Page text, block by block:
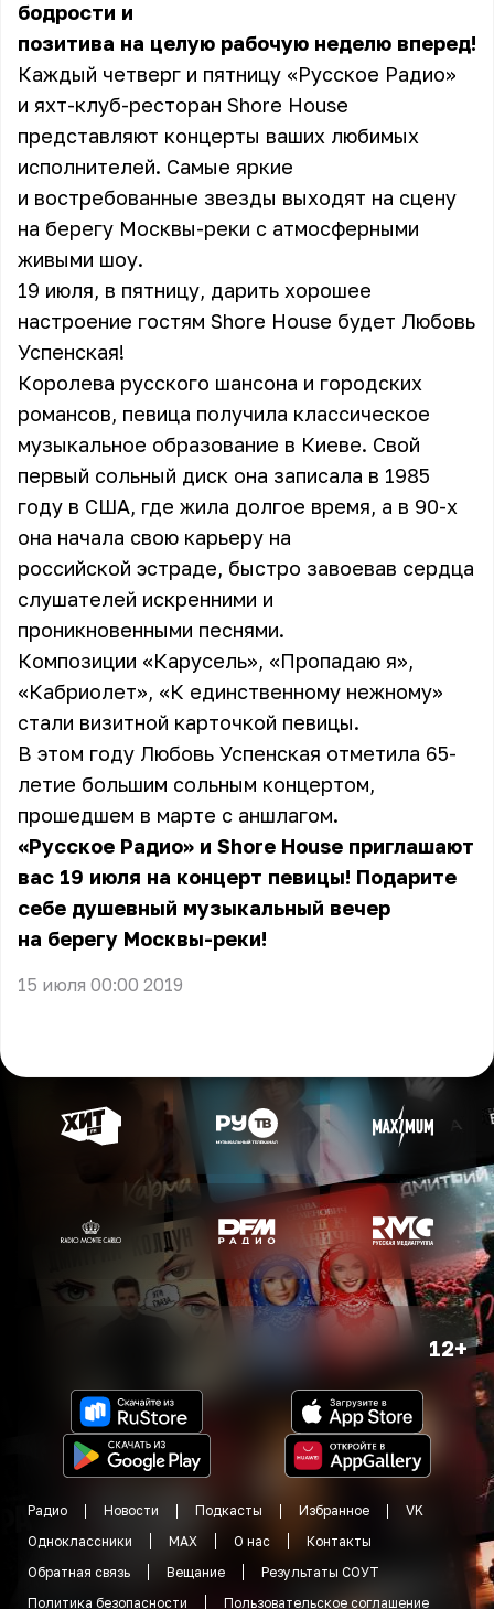
бодрости и
позитива на целую рабочую неделю вперед!
Каждый четверг и пятницу «Русское Радио»
и яхт-клуб-ресторан Shore House
представляют концерты ваших любимых
исполнителей. Самые яркие
и востребованные звезды выходят на сцену
на берегу Москвы-реки с атмосферными
живыми шоу.
19 июля, в пятницу, дарить хорошее
настроение гостям Shore House будет Любовь
Успенская!
Королева русского шансона и городских
романсов, певица получила классическое
музыкальное образование в Киеве. Свой
первый сольный диск она записала в 1985
году в США, где жила долгое время, а в 90-х
она начала свою карьеру на
российской эстраде, быстро завоевав сердца
слушателей искренними и
проникновенными песнями.
Композиции «Карусель», «Пропадаю я»,
«Кабриолет», «К единственному нежному»
стали визитной карточкой певицы.
В этом году Любовь Успенская отметила 65-
летие большим сольным концертом,
прошедшем в марте с аншлагом.
«Русское Радио» и Shore House приглашают
вас 19 июля на концерт певицы! Подарите
себе душевный музыкальный вечер
на берегу Москвы-реки!
15 июля 00:00 2019
12+
Радио Новости Подкасты Избранное
VK
Одноклассники
MAX О нас
Контакты
Обратная связь
Вещание
Результаты СОУТ
Политика безопасности
Пользовательское соглашение